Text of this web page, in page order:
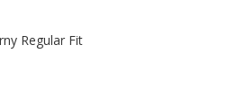
Regular Fit